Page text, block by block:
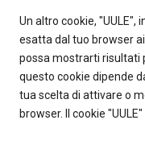
Un altro cookie,
esatta dal tuo browser
possa mostrarti risultati
questo cookie dipende
tua scelta di attivare o
browser. Il cookie